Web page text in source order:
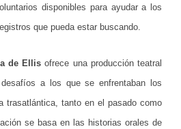
k
disponibles para ayudar a los
que pueda estar buscando.
de Ellis ofrece una producción teatral
a los que se enfrentaban los
trasatlántica, tanto en el pasado como
se basa en las historias orales de